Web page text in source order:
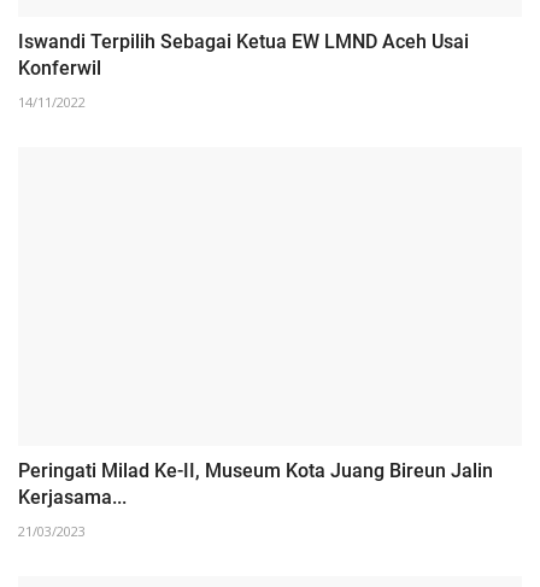
Iswandi Terpilih Sebagai Ketua EW LMND Aceh Usai
Konferwil
14/11/2022
Peringati Milad Ke-II, Museum Kota Juang Bireun Jalin
Kerjasama...
21/03/2023